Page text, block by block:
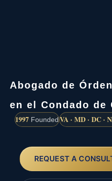
Abogado de
en el Condado de
1997 FoundedVA · MD · DC ·
REQUEST A